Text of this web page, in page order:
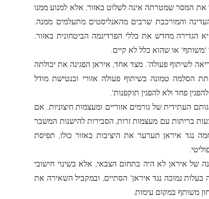
את המסר שמטרתה אינה לשלוט באזור, אלא למנוע ממנו
והמורכבת שרבים מהאנליסטים מתעלמים ממנה.
הגדירה מחדש את כללי הפרדיגמה הביטחונית באזור.
או שהוא כלל לא קיים.
לשיתוף פעולה". מצד אחד, איראן הפגינה את יכולתה
הסלמה טמונה בשיתוף פעולה אזורי ובנטישת מודל
פחד ולא להפגין תוקפנות".
העתידית של גורמים אזוריים ומעצמות חיצוניות. אם
בריתות עם מעצמות זרות, הסבירות להישנות המשבר
איראן תערער את היציבות באזור כולו, תפיסת
של איראן לא היה בתחום הצבאי, אלא בשינוי חישובי
בעלות נמוכה נגד איראן" הסתיים, ובמקביל השאירה את
משותף במקום עימות.